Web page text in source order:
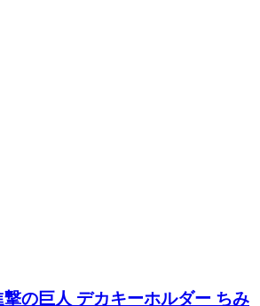
の巨人 デカキーホルダー ちみ